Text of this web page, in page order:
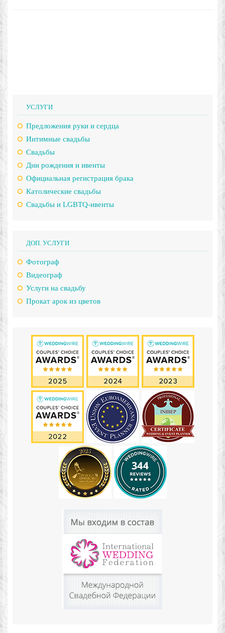
УСЛУГИ
Предложения руки и сердца
Интимные свадьбы
Свадьбы
Дни рождения и ивенты
Официальная регистрация брака
Католические свадьбы
Свадьбы и LGBTQ-ивенты
ДОП. УСЛУГИ
Фотограф
Видеограф
Услуги на свадьбу
Прокат арок из цветов